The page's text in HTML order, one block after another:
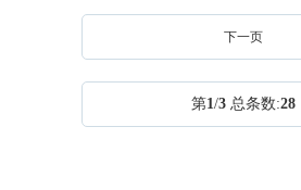
下一页
第1/3总条数:28